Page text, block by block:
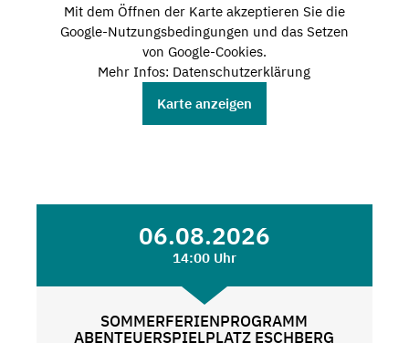
Mit dem Öffnen der Karte akzeptieren Sie die
Google-Nutzungsbedingungen und das Setzen
von Google-Cookies.
Mehr Infos: Datenschutzerklärung
Karte anzeigen
06.08.2026
14:00 Uhr
SOMMERFERIENPROGRAMM
ABENTEUERSPIELPLATZ ESCHBERG